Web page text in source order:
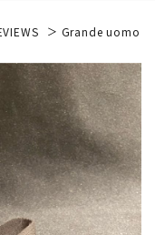
アコギ/エレアコ
ウクレレ
Grande uomo